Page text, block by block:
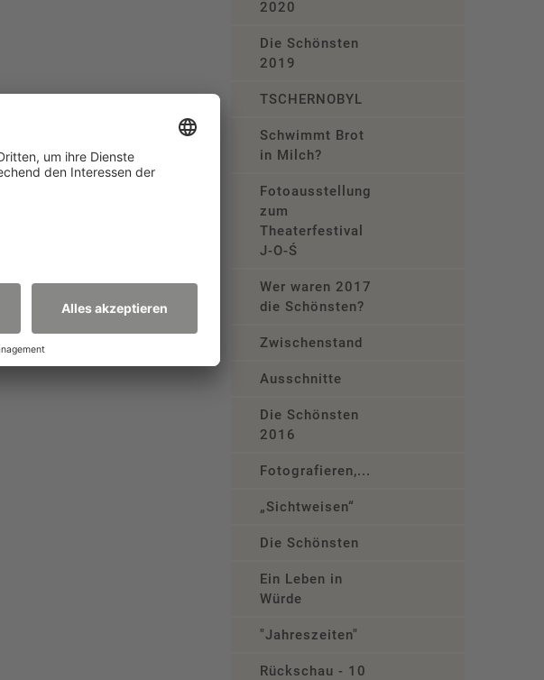
2020
Die Schönsten
2019
TSCHERNOBYL
Schwimmt Brot
in Milch?
Fotoausstellung
zum
Theaterfestival
J-O-Ś
Wer waren 2017
die Schönsten?
Zwischenstand
Ausschnitte
Die Schönsten
2016
Fotografieren,...
„Sichtweisen“
Die Schönsten
Ein Leben in
Würde
"Jahreszeiten"
Rückschau - 10